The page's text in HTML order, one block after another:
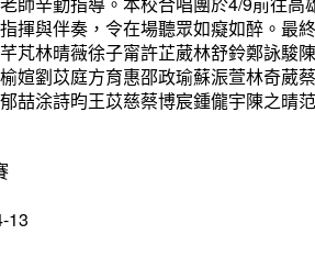
揮與伴奏，令在場聽眾如癡如醉。最
芃林晴薇徐子甯許芷葳林舒鈴鄭詠駿
媗劉苡庭方育惠邵政瑜蘇浱萱林奇葳
喆涂詩昀王苡慈蔡博宸鍾儱宇陳之晴
13